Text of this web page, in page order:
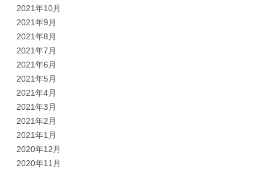
2021年10月
2021年9月
2021年8月
2021年7月
2021年6月
2021年5月
2021年4月
2021年3月
2021年2月
2021年1月
2020年12月
2020年11月